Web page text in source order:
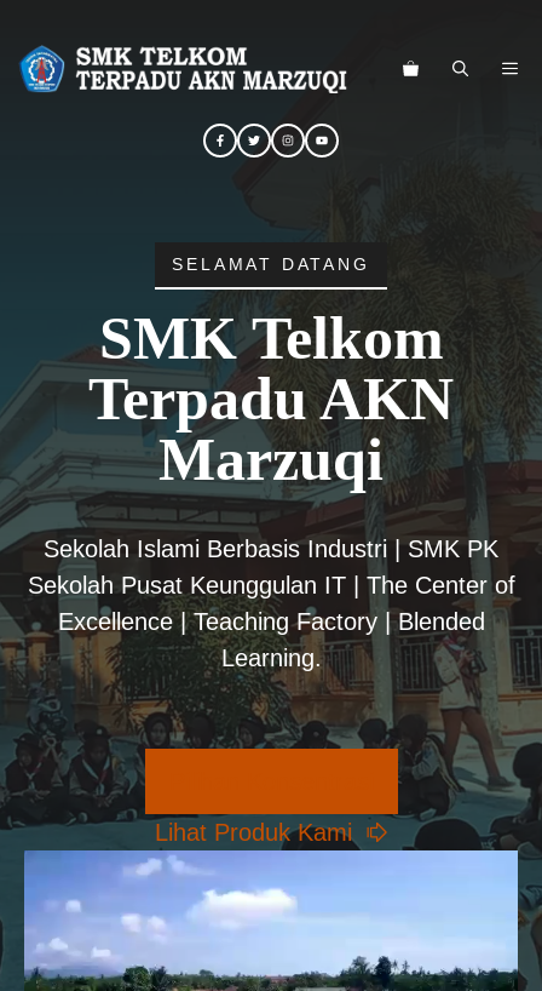
SELAMAT DATANG
SMK Telkom
Terpadu AKN
Marzuqi
Sekolah Islami Berbasis Industri | SMK PK
Sekolah Pusat Keunggulan IT | The Center of
Excellence | Teaching Factory | Blended
Learning.
Lihat Produk Kami